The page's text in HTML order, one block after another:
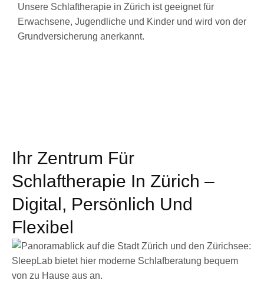
Unsere Schlaftherapie in Zürich ist geeignet für
Erwachsene, Jugendliche und Kinder und wird von der
Grundversicherung anerkannt.
Ihr Zentrum Für
Schlaftherapie In Zürich –
Digital, Persönlich Und
Flexibel